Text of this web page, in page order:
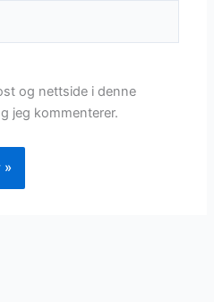
og nettside i denne
jeg kommenterer.